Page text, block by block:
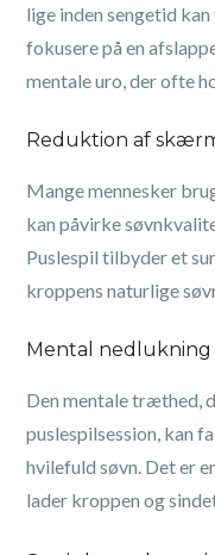
lige inden sengetid
fokusere på en
mentale uro, der ofte
Reduktion af
Mange mennesker
kan påvirke
Puslespil tilbyder et
kroppens naturlige
Mental nedlukning
Den mentale træthed,
puslespilsession, kan
hvilefuld søvn. Det er
lader kroppen og